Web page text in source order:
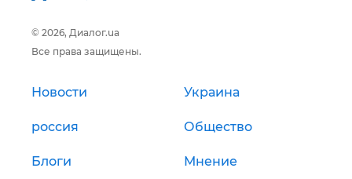
© 2026, Диалог.ua
Все права защищены.
Новости Украина
россия Общество
Блоги Мнение